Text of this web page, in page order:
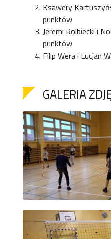
Ksawery
punktów
Jeremi Rolbiecki i
punktów
Filip Wera i Lucjan
GALERIA